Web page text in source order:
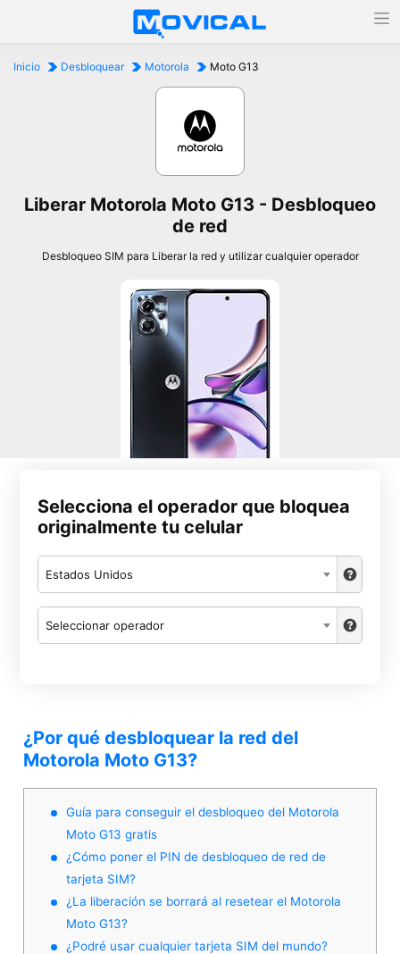
Inicio Desbloquear Motorola Moto G13
Liberar Motorola Moto G13 - Desbloqueo
de red
Desbloqueo SIM para Liberar la red y utilizar cualquier operador
Selecciona el operador que bloquea
originalmente tu celular
Estados Unidos
Seleccionar operador
¿Por qué desbloquear la red del
Motorola Moto G13?
Guía para conseguir el desbloqueo del Motorola
Moto G13 gratis
¿Cómo poner el PIN de desbloqueo de red de
tarjeta SIM?
¿La liberación se borrará al resetear el Motorola
Moto G13?
¿Podré usar cualquier tarjeta SIM del mundo?